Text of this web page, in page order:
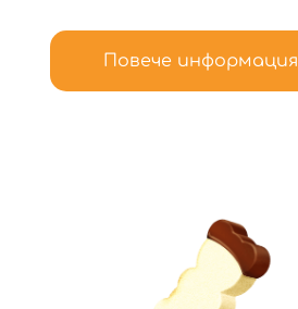
Повече информация